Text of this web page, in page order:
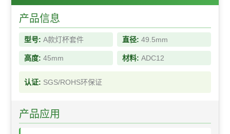
产品信息
型号: A款灯杯套件 直径: 49.5mm
高度: 45mm 材料: ADC12
认证: SGS/ROHS环保证
产品应用